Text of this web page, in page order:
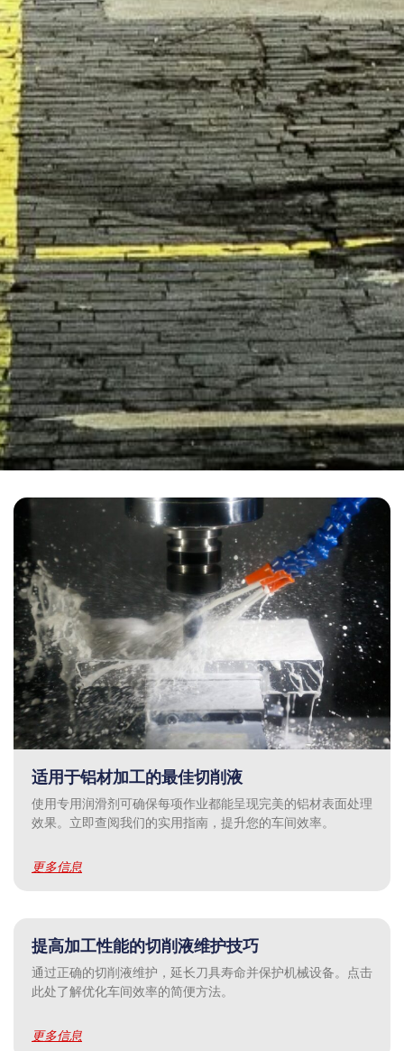
适用于铝材加工的最佳切削液
使用专用润滑剂可确保每项作业都能呈现完美的铝材表面处理
效果。立即查阅我们的实用指南，提升您的车间效率。
更多信息
提高加工性能的切削液维护技巧
通过正确的切削液维护，延长刀具寿命并保护机械设备。点击
此处了解优化车间效率的简便方法。
更多信息